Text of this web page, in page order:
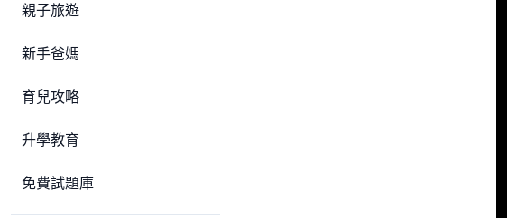
親子旅遊
新手爸媽
育兒攻略
升學教育
免費試題庫